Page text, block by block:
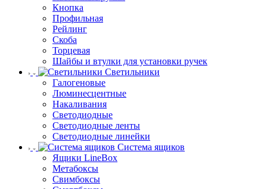
Кнопка
Профильная
Рейлинг
Скоба
Торцевая
Шайбы и втулки для установки ручек
Светильники
Галогеновые
Люминесцентные
Накаливания
Светодиодные
Светодиодные ленты
Светодиодные линейки
Система ящиков
Ящики LineBox
Метабоксы
Свимбоксы